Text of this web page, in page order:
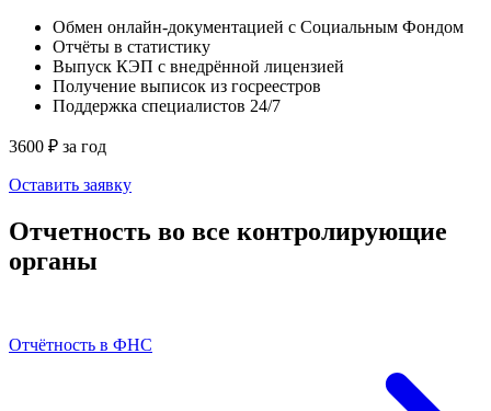
Обмен онлайн-документацией с Социальным Фондом
Отчёты в статистику
Выпуск КЭП с внедрённой лицензией
Получение выписок из госреестров
Поддержка специалистов 24/7
3600 ₽ за год
Оставить заявку
Отчетность во все контролирующие
органы
Отчётность в ФНС